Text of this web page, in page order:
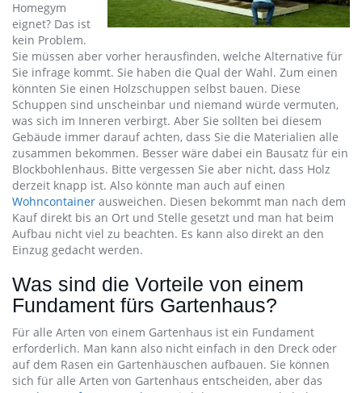
Homegym
eignet? Das ist
kein Problem.
Sie müssen aber vorher herausfinden, welche Alternative für
Sie infrage kommt. Sie haben die Qual der Wahl. Zum einen
könnten Sie einen Holzschuppen selbst bauen. Diese
Schuppen sind unscheinbar und niemand würde vermuten,
was sich im Inneren verbirgt. Aber Sie sollten bei diesem
Gebäude immer darauf achten, dass Sie die Materialien alle
zusammen bekommen. Besser wäre dabei ein Bausatz für ein
Blockbohlenhaus. Bitte vergessen Sie aber nicht, dass Holz
derzeit knapp ist. Also könnte man auch auf einen
Wohncontainer ausweichen. Diesen bekommt man nach dem
Kauf direkt bis an Ort und Stelle gesetzt und man hat beim
Aufbau nicht viel zu beachten. Es kann also direkt an den
Einzug gedacht werden.
Was sind die Vorteile von einem
Fundament fürs Gartenhaus?
Für alle Arten von einem Gartenhaus ist ein Fundament
erforderlich. Man kann also nicht einfach in den Dreck oder
auf dem Rasen ein Gartenhäuschen aufbauen. Sie können
sich für alle Arten von Gartenhaus entscheiden, aber das